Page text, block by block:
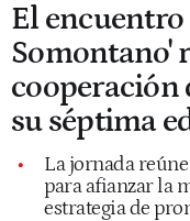
El
Somontano'
cooperación
su séptima
La jornada
para afianzar la
estrategia de